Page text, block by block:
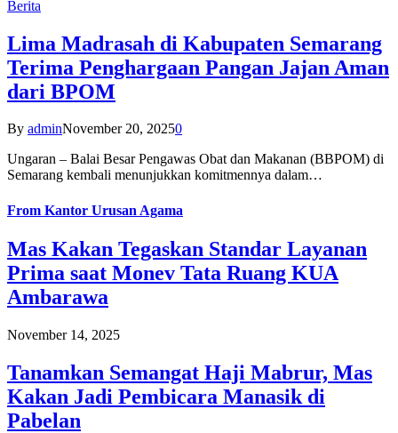
Berita
Lima Madrasah di Kabupaten Semarang
Terima Penghargaan Pangan Jajan Aman
dari BPOM
By adminNovember 20, 20250
Ungaran – Balai Besar Pengawas Obat dan Makanan (BBPOM) di
Semarang kembali menunjukkan komitmennya dalam…
From Kantor Urusan Agama
Mas Kakan Tegaskan Standar Layanan
Prima saat Monev Tata Ruang KUA
Ambarawa
November 14, 2025
Tanamkan Semangat Haji Mabrur, Mas
Kakan Jadi Pembicara Manasik di
Pabelan